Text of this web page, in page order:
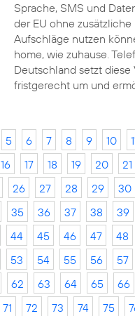
Sprache, SMS und
der EU ohne zusätzliche
Aufschläge nutzen
home, wie zuhause.
Deutschland setzt diese
fristgerecht um und
5 6 7 8 9 10
16 17 18 19 20 21
26 27 28 29 30
35 36 37 38 39
44 45 46 47 48
53 54 55 56 57
62 63 64 65 66
71 72 73 74 75